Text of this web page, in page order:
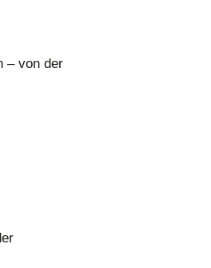
– von der